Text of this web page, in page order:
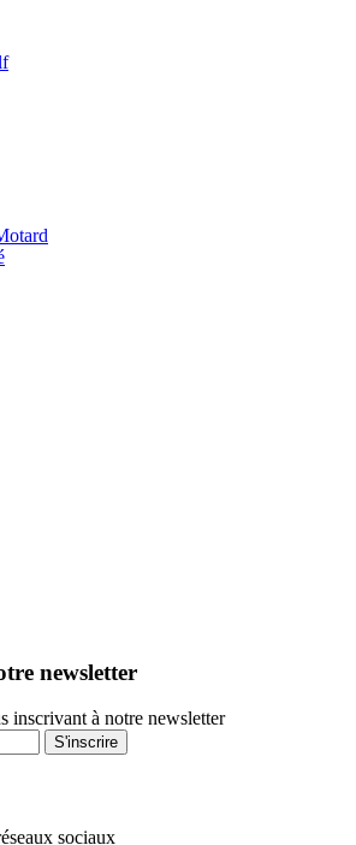
newsletter
inscrivant à notre newsletter
S'inscrire
sociaux